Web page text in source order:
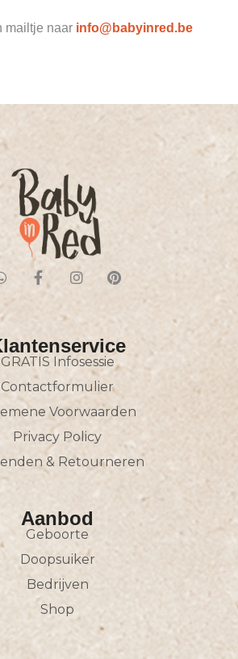
mailtje naar info@babyinred.be
GRATIS Infosessie
Contactformulier
Voorwaarden
Privacy Policy
& Retourneren
Aanbod
Geboorte
Doopsuiker
Bedrijven
Shop